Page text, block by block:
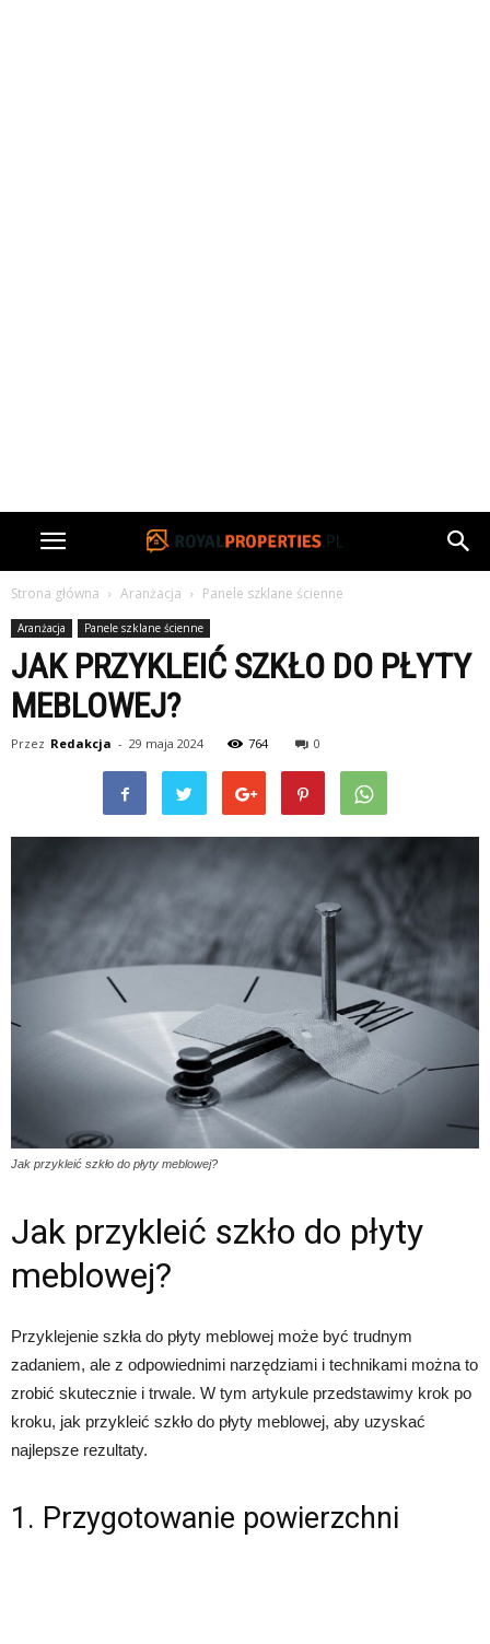
Strona główna Aranżacja Panele szklane ścienne
Aranżacja Panele szklane ścienne
JAK PRZYKLEIĆ SZKŁO DO PŁYTY
MEBLOWEJ?
Przez Redakcja - 29 maja 2024 764 0
Jak przykleić szkło do płyty meblowej?
Jak przykleić szkło do płyty
meblowej?
Przyklejenie szkła do płyty meblowej może być trudnym
zadaniem, ale z odpowiednimi narzędziami i technikami można to
zrobić skutecznie i trwale. W tym artykule przedstawimy krok po
kroku, jak przykleić szkło do płyty meblowej, aby uzyskać
najlepsze rezultaty.
1. Przygotowanie powierzchni